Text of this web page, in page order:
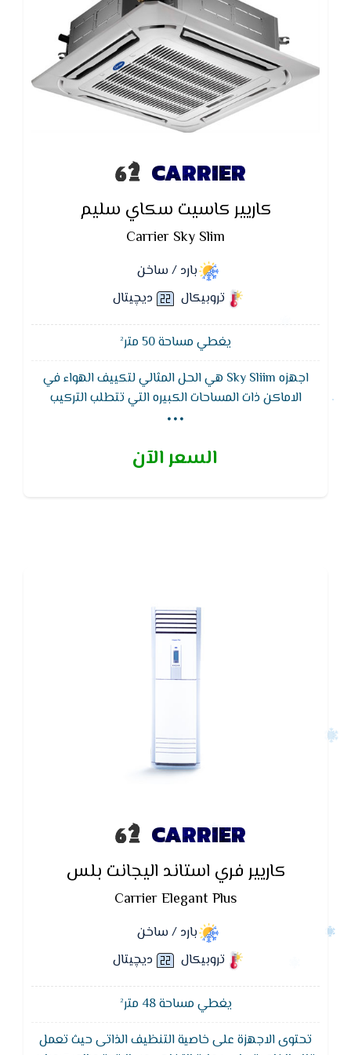
CARRIER
كاريير كاسيت سكاي سليم
Carrier Sky Slim
بارد / ساخن
تروبيكال
ديچيتال
يغطي مساحة 50 متر²
اجهزه Sky Sliim هي الحل المثالي لتكييف الهواء في
الاماكن ذات المساحات الكبيره التي تتطلب التركيب
السقفي فوق الاسقف الصناعيه والشكل الجمالي
صوت ممكن ويتميز تكييف كاريير بكباس قوى يتحمل
...
السعر الآن
CARRIER
كاريير فري استاند اليجانت بلس
Carrier Elegant Plus
بارد / ساخن
تروبيكال
ديچيتال
يغطي مساحة 48 متر²
تحتوى الاجهزة على خاصية التنظيف الذاتى حيث تعمل